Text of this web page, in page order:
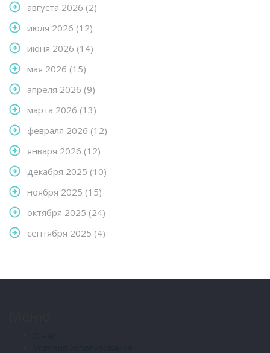
августа 2026 (2)
июля 2026 (12)
июня 2026 (14)
мая 2026 (15)
апреля 2026 (9)
марта 2026 (13)
февраля 2026 (12)
января 2026 (12)
декабря 2025 (10)
ноября 2025 (15)
октября 2025 (24)
сентября 2025 (4)